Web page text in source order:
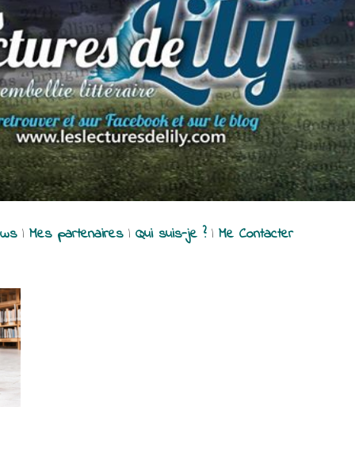
| Mes partenaires| Qui suis-je ?| Me Contacter